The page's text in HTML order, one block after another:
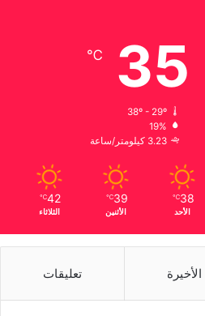
35
℃
38º - 29º
19%
3.23 كيلومتر/ساعة
38
℃
الأحد
39
℃
الأثنين
42
℃
الثلاثاء
الأخيرة تعليقات